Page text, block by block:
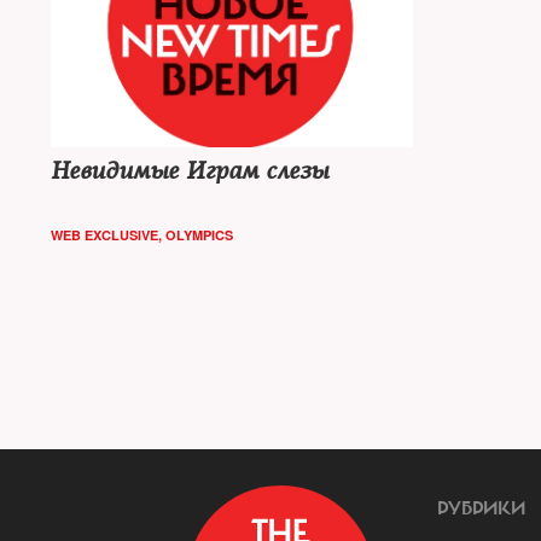
Невидимые Играм слезы
WEB EXCLUSIVE, OLYMPICS
РУБРИКИ